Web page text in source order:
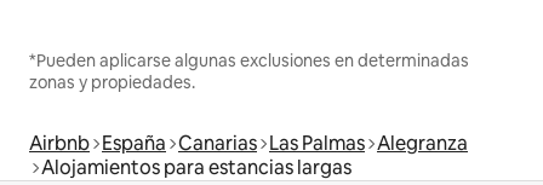
*Pueden aplicarse algunas exclusiones en determinadas
zonas y propiedades.
Airbnb España Canarias Las Palmas Alegranza
Alojamientos para estancias largas